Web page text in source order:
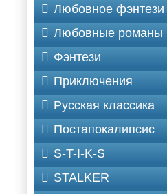
Любовное фэнтези
Любовные романы
Фэнтези
Приключения
Русская классика
Постапокалипсис
S-T-I-K-S
STALKER